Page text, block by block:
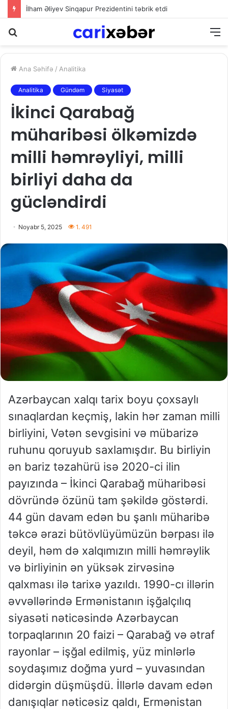
İlham Əliyev Sinqapur Prezidentini təbrik etdi
Ana Səhifə / Analitika
Analitika Gündəm Siyasət
İkinci Qarabağ
müharibəsi ölkəmizdə
milli həmrəyliyi, milli
birliyi daha da
gücləndirdi
Noyabr 5, 2025 1. 491
Azərbaycan xalqı tarix boyu çoxsaylı
sınaqlardan keçmiş, lakin hər zaman milli
birliyini, Vətən sevgisini və mübarizə
ruhunu qoruyub saxlamışdır. Bu birliyin
ən bariz təzahürü isə 2020-ci ilin
payızında – İkinci Qarabağ müharibəsi
dövründə özünü tam şəkildə göstərdi.
44 gün davam edən bu şanlı müharibə
təkcə ərazi bütövlüyümüzün bərpası ilə
deyil, həm də xalqımızın milli həmrəylik
və birliyinin ən yüksək zirvəsinə
qalxması ilə tarixə yazıldı. 1990-cı illərin
əvvəllərində Ermənistanın işğalçılıq
siyasəti nəticəsində Azərbaycan
torpaqlarının 20 faizi – Qarabağ və ətraf
rayonlar – işğal edilmiş, yüz minlərlə
soydaşımız doğma yurd – yuvasından
didərgin düşmüşdü. İllərlə davam edən
danışıqlar nəticəsiz qaldı, Ermənistan